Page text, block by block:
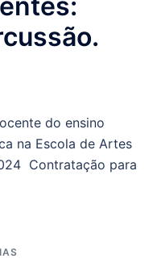
do ensino
na Escola de Artes
Contratação para